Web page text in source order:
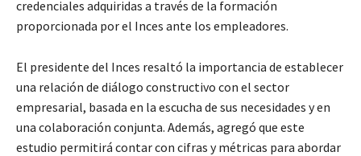
credenciales adquiridas a través de la formación
proporcionada por el Inces ante los empleadores.
El presidente del Inces resaltó la importancia de establecer
una relación de diálogo constructivo con el sector
empresarial, basada en la escucha de sus necesidades y en
una colaboración conjunta. Además, agregó que este
estudio permitirá contar con cifras y métricas para abordar